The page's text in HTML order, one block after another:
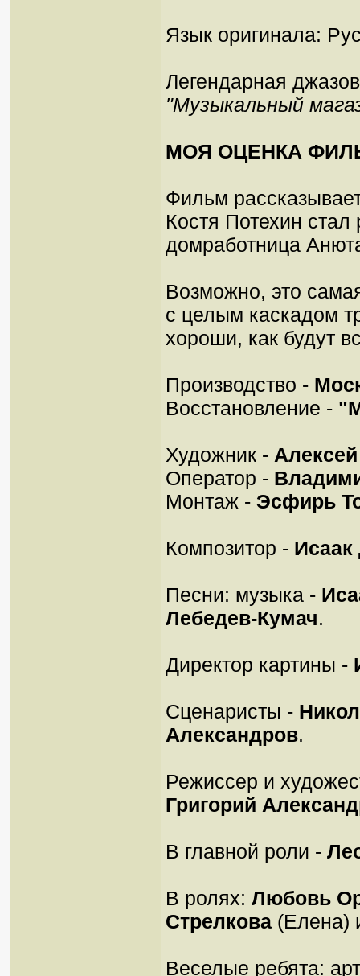
Язык оригинала:
Легендарная
"Музыкальный
МОЯ ОЦЕНКА
Фильм
Костя Потехин стал
домработница
Возможно, это
с целым каскадом
хороши, как будут
Производство -
Восстановление -
Художник -
Оператор -
Монтаж - Эсфирь
Композитор - Исаак
Песни: музыка -
Лебедев-Кумач.
Директор картины -
Сценаристы -
Александров.
Режиссер и
Григорий
В главной роли -
В ролях: Любовь
Стрелкова (Елена)
Веселые ребята: